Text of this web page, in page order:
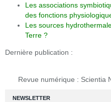
NEWSLETTER
Les associations
des fonctions
Les sources
Terre ?
Dernière publication :
Revue numérique : Scientia